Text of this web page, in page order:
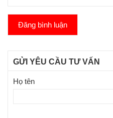
Đăng bình luận
GỬI YÊU CẦU TƯ VẤN
Họ tên